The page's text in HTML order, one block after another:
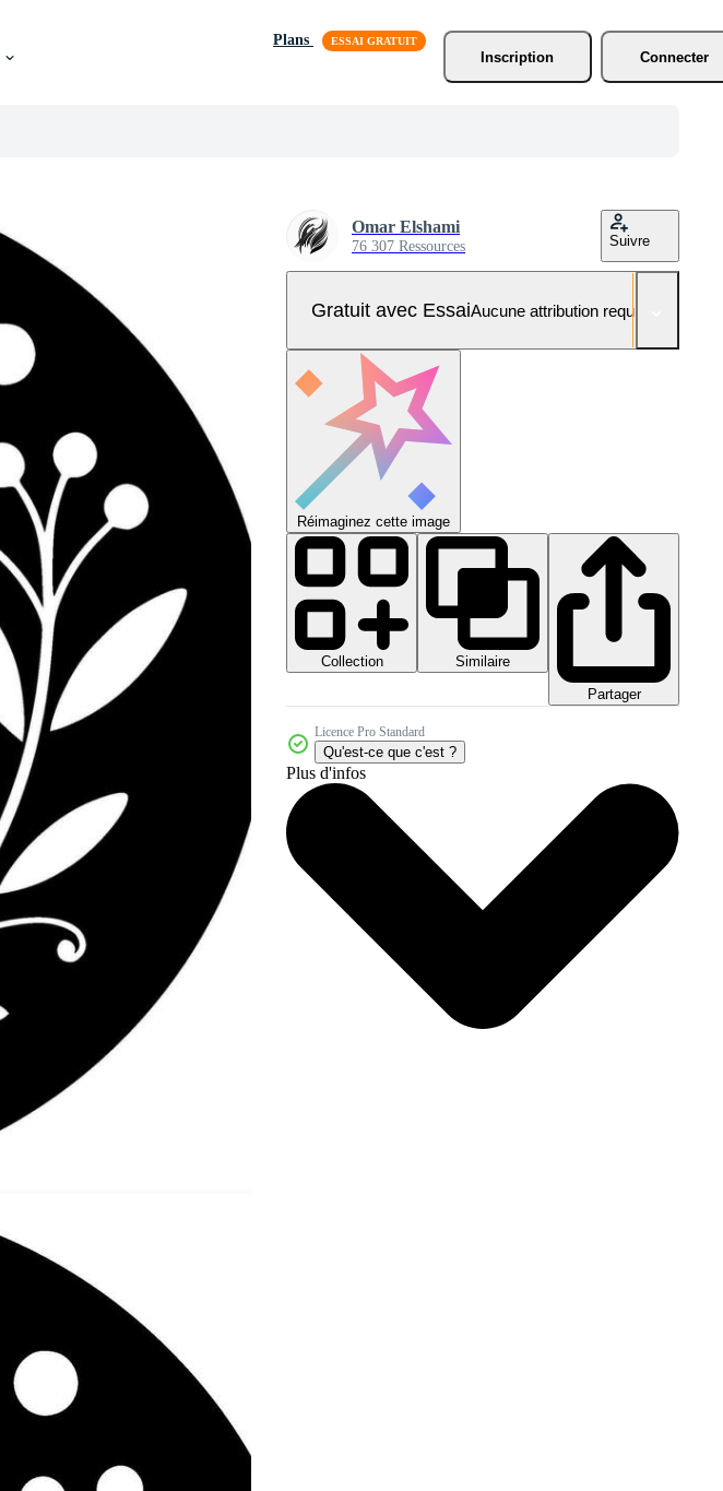
Plans
Inscription
Connecter
Omar Elshami
76 307 Ressources Suivre
Gratuit avec EssaiAucune attribution requise
Réimaginez cette image
Collection
Similaire
Partager
Licence Pro Standard
Qu'est-ce que c'est ?
Plus d'infos